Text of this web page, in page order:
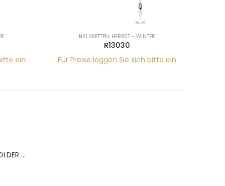
ein
HALSKETTEN,HERBST - WINTER
R13030
Für Preise loggen Sie sich bitte ein
BERNS ACR.RING HOLDER 180*120MM FOR 9 RINGS